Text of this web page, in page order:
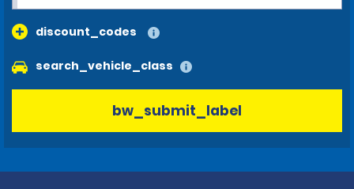
discount_codes
search_vehicle_class
bw_submit_label